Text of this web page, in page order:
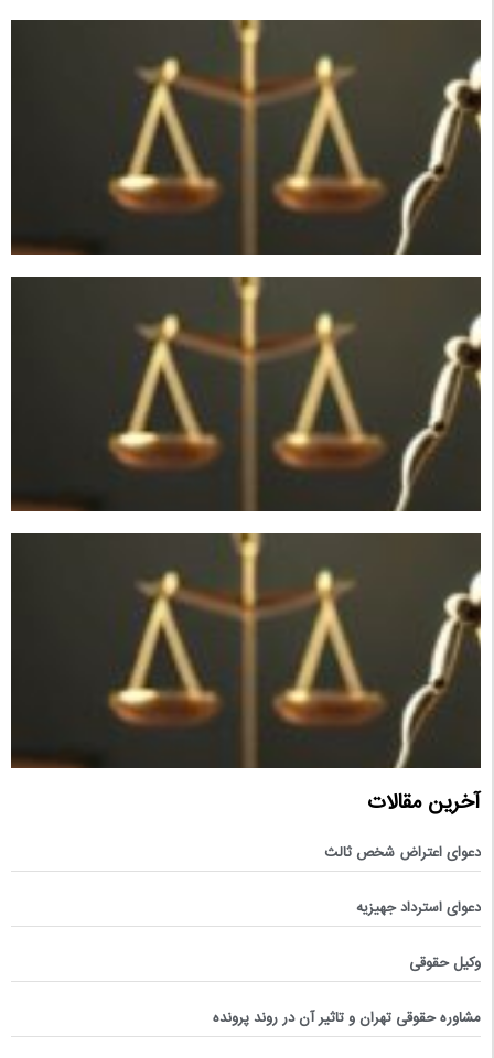
آخرین مقالات
دعوای اعتراض شخص ثالث
دعوای استرداد جهیزیه
وکیل حقوقی
مشاوره حقوقی تهران و تاثیر آن در روند پرونده